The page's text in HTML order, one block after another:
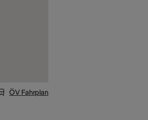
ÖV Fahrplan